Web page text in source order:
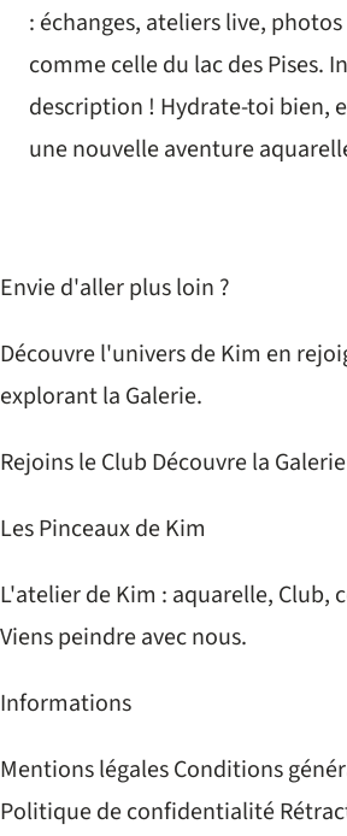
: échanges, ateliers live,
comme celle du lac des Pises.
description ! Hydrate-toi bien,
une nouvelle aventure
Envie d'aller plus loin ?
Découvre l'univers de Kim en
explorant la Galerie.
Rejoins le Club Découvre la Galerie
Les Pinceaux de Kim
L'atelier de Kim : aquarelle, Club,
Viens peindre avec nous.
Informations
Mentions légalesConditions
Politique de confidentialité